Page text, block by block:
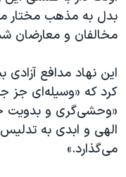
چهل سال گروگان‌گیری
اعتراضات مردمی آبان ۹۸
اسرائیل در جنگ
نرگس محمدی برنده
همایش محافظه‌کاران
بدل به مذهب مختار
مخالفان و معارضان
این نهاد مدافع
کرد که «وسیله‌ای جز
«وحشی‌گری و بدویت
الهی و ابدی به
می‌گذارد.»